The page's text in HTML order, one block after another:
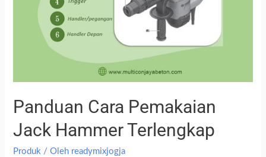
Panduan Cara Pemakaian
Jack Hammer Terlengkap
Produk / Oleh readymixjogja